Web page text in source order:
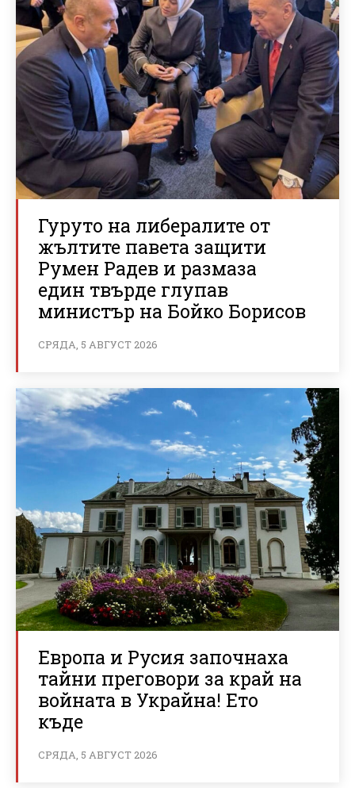
Гуруто на либералите от
жълтите павета защити
Румен Радев и размаза
един твърде глупав
министър на Бойко Борисов
СРЯДА, 5 АВГУСТ 2026
Европа и Русия започнаха
тайни преговори за край на
войната в Украйна! Ето
къде
СРЯДА, 5 АВГУСТ 2026